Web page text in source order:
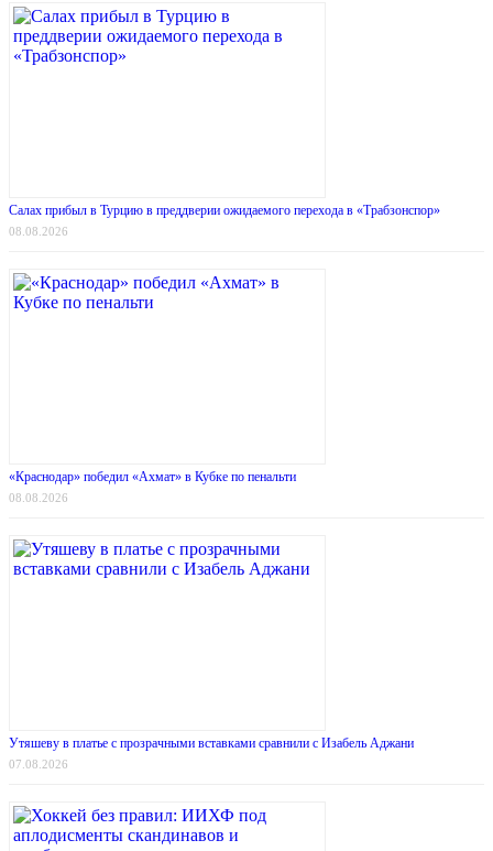
Салах прибыл в Турцию в преддверии ожидаемого перехода в «Трабзонспор»
08.08.2026
«Краснодар» победил «Ахмат» в Кубке по пенальти
08.08.2026
Утяшеву в платье с прозрачными вставками сравнили с Изабель Аджани
07.08.2026